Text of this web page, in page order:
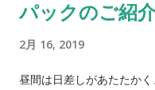
パックのご紹
2月 16, 2019
昼間は日差しがあたたか